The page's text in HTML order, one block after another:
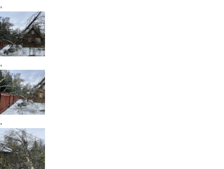
,
,
,